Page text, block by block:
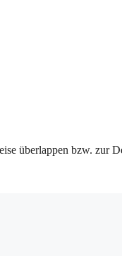
überlappen bzw. zur